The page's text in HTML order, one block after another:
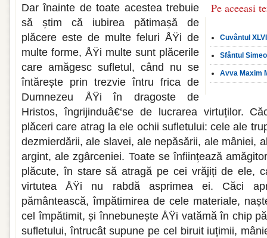
Pe aceeasi
Cuvântul
Sfântul
Avva Maxim
Dar înainte de toate acestea trebuie
să știm că iubirea pătimașă de
plăcere este de multe feluri ÅŸi de
multe forme, ÅŸi multe sunt plăcerile
care amăgesc sufletul, când nu se
întărește prin trezvie întru frica de
Dumnezeu ÅŸi în dragoste de
Hristos, îngrijinduâ€‘se de lucrarea virtuților.
plăceri care atrag la ele ochii sufletului: cele ale
dezmierdării, ale slavei, ale nepăsării, ale mâniei,
argint, ale zgârceniei. Toate se înființează
plăcute, în stare să atragă pe cei vrăjiți de ele,
virtutea ÅŸi nu rabdă asprimea ei. Căci
pământească, împătimirea de cele materiale,
cel împătimit, și înnebunește ÅŸi vatămă în chip
sufletului, întrucât supune pe cel biruit iuțimii,